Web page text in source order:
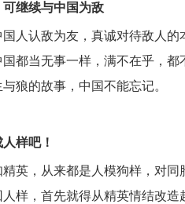
继续与中国为敌
人认敌为友，真诚对待敌人
都当无事一样，满不在乎，
狼的故事，中国不能忘记。
样吧！
精英，从来都是人模狗样，对
样，首先就得从精英情结改